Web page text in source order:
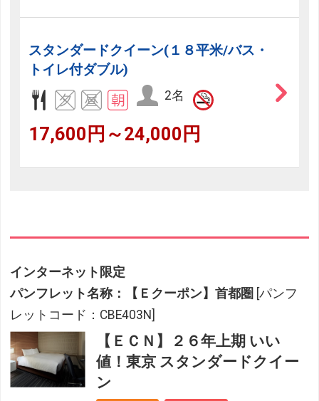
スタンダードクイーン(１８平米/バス・
トイレ付ダブル)
2名
17,600円～24,000円
インターネット限定
パンフレット名称：【Ｅクーポン】首都圏 [パンフ
レットコード：CBE403N]
【ＥＣＮ】２６年上期 いい
値！東京 スタンダードクイー
ン